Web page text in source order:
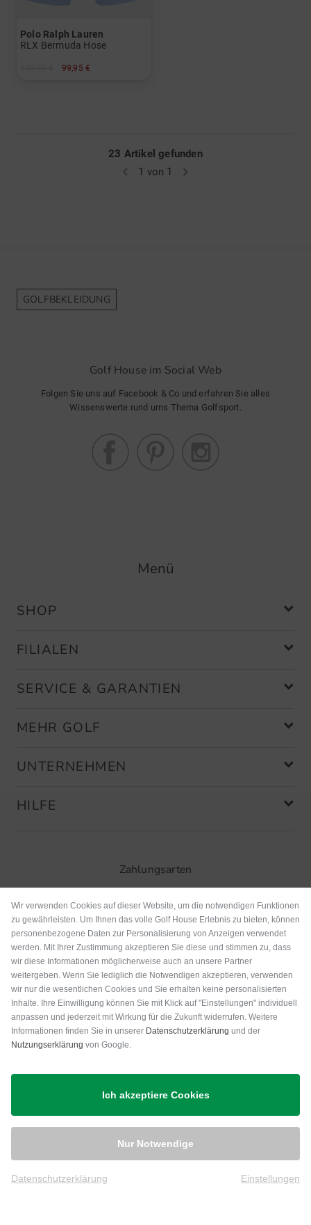
Polo Ralph Lauren
RLX Bermuda Hose
99,95 €
23 Artikel gefunden
1 von 1
GOLFBEKLEIDUNG
Golf House im Social Web
Folgen Sie uns auf Facebook & Co und erfahren Sie alles
Wissenswerte rund ums Thema Golfsport.
Menü
SHOP
FILIALEN
SERVICE & GARANTIEN
MEHR GOLF
UNTERNEHMEN
HILFE
Zahlungsarten
Versand
Wir verwenden Cookies auf dieser Website, um die notwendigen Funktionen
zu gewährleisten. Um Ihnen das volle Golf House Erlebnis zu bieten, können
personenbezogene Daten zur Personalisierung von Anzeigen verwendet
werden. Mit Ihrer Zustimmung akzeptieren Sie diese und stimmen zu, dass
wir diese Informationen möglicherweise auch an unsere Partner
weitergeben. Wenn Sie lediglich die Notwendigen akzeptieren, verwenden
wir nur die wesentlichen Cookies und Sie erhalten keine personalisierten
Inhalte. Ihre Einwilligung können Sie mit Klick auf "Einstellungen" individuell
anpassen und jederzeit mit Wirkung für die Zukunft widerrufen. Weitere
Informationen finden Sie in unserer Datenschutzerklärung und der
Nutzungserklärung von Google.
Ich akzeptiere Cookies
Nur Notwendige
Datenschutzerklärung Einstellungen